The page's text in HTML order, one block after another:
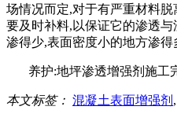
场情况而定,对于有严重材料
要及时补料,以保证它的渗透
渗得少,表面密度小的地方渗
养护:地坪渗透增强剂施工
本文标签： 混凝土表面增强剂 ,